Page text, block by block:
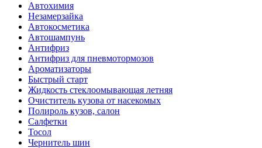
Автохимия
Незамерзайка
Автокосметика
Автошампунь
Антифриз
Антифриз для пневмотормозов
Ароматизаторы
Быстрый старт
Жидкость стеклоомывающая летняя
Очиститель кузова от насекомых
Полироль кузов, салон
Салфетки
Тосол
Чернитель шин